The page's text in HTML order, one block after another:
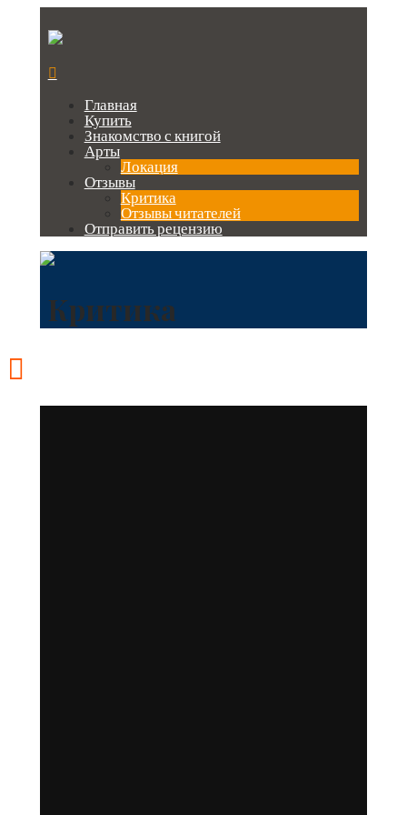
Главная
Купить
Знакомство с книгой
Арты
Локация
Отзывы
Критика
Отзывы читателей
Отправить рецензию
Критика